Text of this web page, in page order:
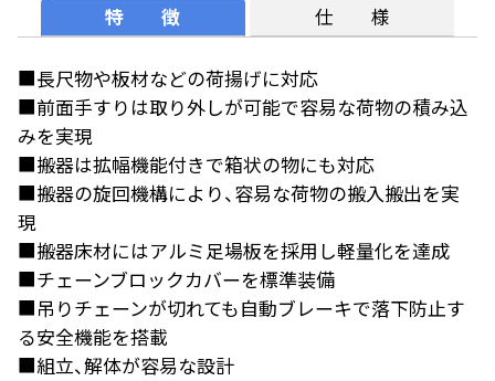
特 徴 仕 様
■長尺物や板材などの荷揚げに対応
■前面手すりは取り外しが可能で容易な荷物の積み込
みを実現
■搬器は拡幅機能付きで箱状の物にも対応
■搬器の旋回機構により、容易な荷物の搬入搬出を実
現
■搬器床材にはアルミ足場板を採用し軽量化を達成
■チェーンブロックカバーを標準装備
■吊りチェーンが切れても自動ブレーキで落下防止す
る安全機能を搭載
■組立、解体が容易な設計